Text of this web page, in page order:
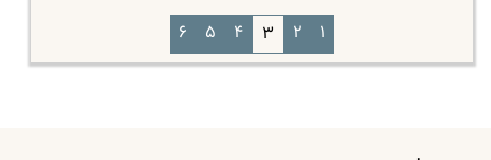
۱ ۲ ۳ ۴ ۵ ۶